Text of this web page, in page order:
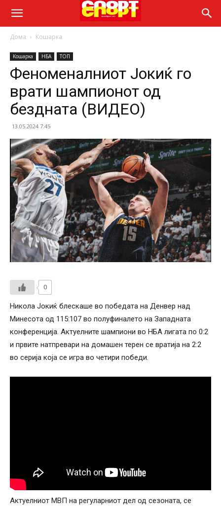
Дома Кошарка
Кошарка НБА ТОП
Феноменалниот Јокиќ гo
врати шампионот од
бездната (ВИДЕО)
13.05.2024 7:45
0
Никола Јокиќ блескаше во победата на Денвер над
Минесота од 115:107 во полуфиналето на Западната
конференција. Актуелните шампиони во НБА лигата по 0:2
и првите натпревари на домашен терен се вратија на 2:2
во серија која се игра во четири победи.
Актуелниот МВП на регуларниот дел од сезоната, се